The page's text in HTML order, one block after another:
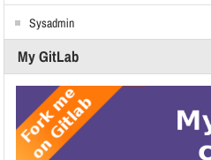
Sysadmin
My GitLab